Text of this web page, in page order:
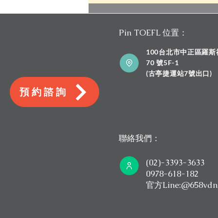
取6.0的高分顧問主講｜Pin
預約諮詢
Pin TOEFL 位置：
100台北市中正區羅斯
70 號5F-1
​(古亭捷運站7號出口)
聯絡我們：
(02)-3393-3633
0978-618-182
官方